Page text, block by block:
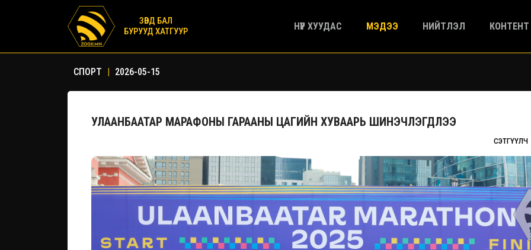
ЗӨВД БАЛ
БУРУУД ХАТГУУР
НҮҮР ХУУДАС МЭДЭЭ НИЙТЛЭЛ КОНТЕНТ
СПОРТ | 2026-05-15
УЛААНБААТАР МАРАФОНЫ ГАРААНЫ ЦАГИЙН ХУВААРЬ ШИНЭЧЛЭГДЛЭЭ
СЭТГҮҮЛЧ